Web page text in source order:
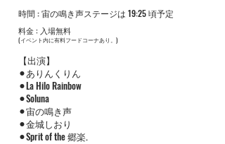
​時間 : 宙の鳴き声ステージは 19:25 頃予定
​料金 : 入場無料
​(イベント内に有料フードコーナあり。)
​【出演】
⚫︎ありんくりん
⚫︎La Hilo Rainbow
⚫︎Soluna
⚫︎宙の鳴き声
⚫︎金城しおり
⚫︎Sprit of the 郷楽.